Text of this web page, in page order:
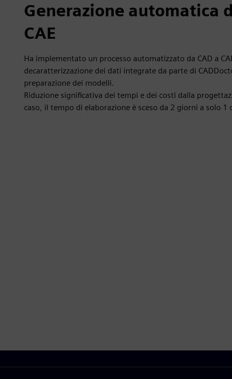
Generazione automatica
CAE
Ha implementato un processo automatizzato da CAD a
decaratterizzazione dei dati integrate da parte di
preparazione dei modelli.
Riduzione significativa dei tempi e dei costi dalla
caso, il tempo di elaborazione è sceso da 2 giorni a solo 1